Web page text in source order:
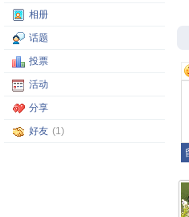
相册
话题
投票
活动
分享
好友 (1)